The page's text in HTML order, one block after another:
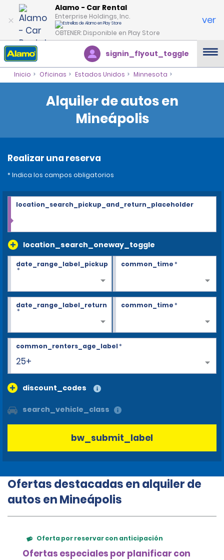
Alamo - Car Rental
Enterprise Holdings, Inc.
OBTENER: Disponible en Play Store
ver
signin_flyout_toggle
Inicio Oficinas Estados Unidos Minnesota
Alquiler de autos en
Mineápolis
Realizar una reserva
* Indica los campos obligatorios
location_search_oneway_toggle
location_search_pickup_and_return_placeholder
date_range_label_pickup
*
common_time*
date_range_label_return
*
common_time*
25+
common_renters_age_label*
discount_codes
search_vehicle_class
bw_submit_label
Ofertas destacadas en alquiler de
autos en Mineápolis
Oferta por reservar con anticipación
Ofertas especiales por planificar con